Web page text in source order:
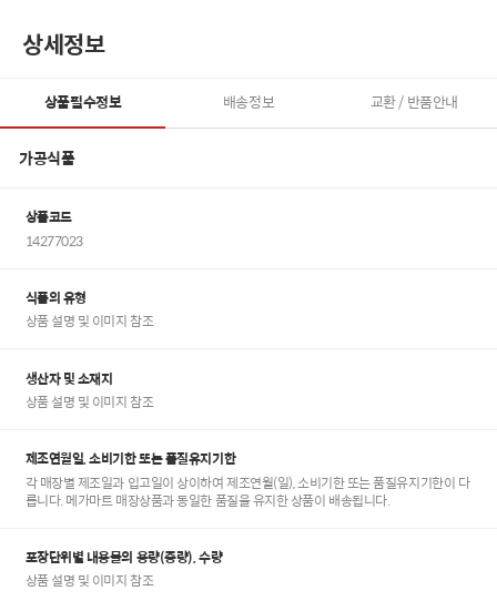
상세정보
상품필수정보 배송정보 교환 / 반품안내
가공식품
상품코드
14277023
식품의 유형
상품 설명 및 이미지 참조
생산자 및 소재지
상품 설명 및 이미지 참조
제조연월일, 소비기한 또는 품질유지기한
각 매장별 제조일과 입고일이 상이하여 제조연월(일), 소비기한 또는 품질유지기한이 다
릅니다. 메가마트 매장상품과 동일한 품질을 유지한 상품이 배송됩니다.
포장단위별 내용물의 용량(중량), 수량
상품 설명 및 이미지 참조